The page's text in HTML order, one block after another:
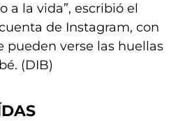
a la vida”, escribió el
de Instagram, con
pueden verse las huellas
(DIB)